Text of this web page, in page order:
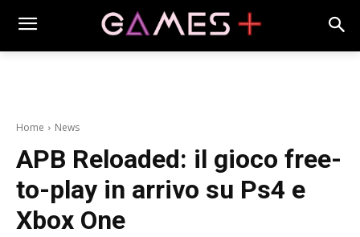
Home News
APB Reloaded: il gioco free-
to-play in arrivo su Ps4 e
Xbox One